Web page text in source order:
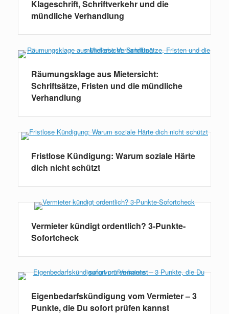
Klageschrift, Schriftverkehr und die
mündliche Verhandlung
Räumungsklage aus Mietersicht:
Schriftsätze, Fristen und die mündliche
Verhandlung
Fristlose Kündigung: Warum soziale Härte
dich nicht schützt
Vermieter kündigt ordentlich? 3-Punkte-
Sofortcheck
Eigenbedarfskündigung vom Vermieter – 3
Punkte, die Du sofort prüfen kannst